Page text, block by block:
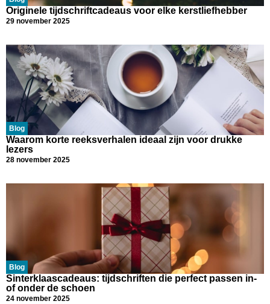
Originele tijdschriftcadeaus voor elke kerstliefhebber
29 november 2025
Blog
Waarom korte reeksverhalen ideaal zijn voor drukke
lezers
28 november 2025
Blog
Sinterklaascadeaus: tijdschriften die perfect passen in-
of onder de schoen
24 november 2025